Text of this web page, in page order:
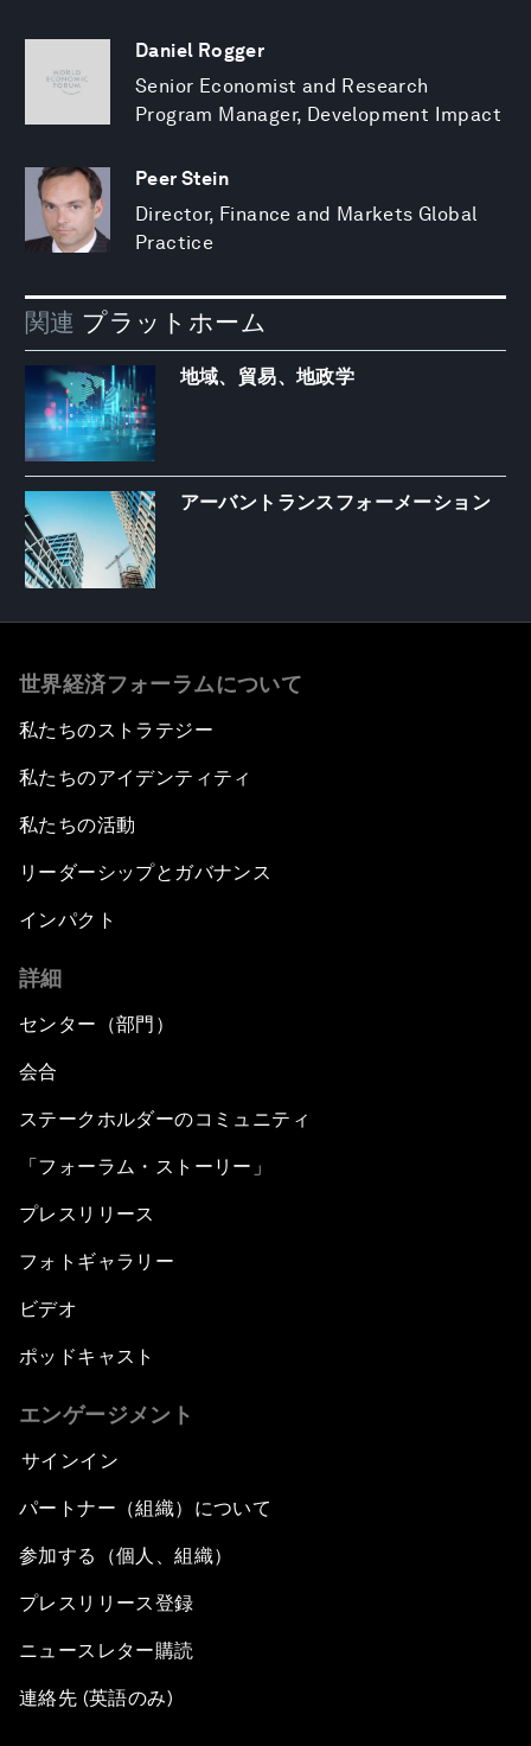
Daniel Rogger
Senior Economist and Research
Program Manager, Development Impact
Peer Stein
Director, Finance and Markets Global
Practice
関連 プラットホーム
地域、貿易、地政学
アーバントランスフォーメーション
世界経済フォーラムについて
私たちのストラテジー
私たちのアイデンティティ
私たちの活動
リーダーシップとガバナンス
インパクト
詳細
センター（部門）
会合
ステークホルダーのコミュニティ
「フォーラム・ストーリー」
プレスリリース
フォトギャラリー
ビデオ
ポッドキャスト
エンゲージメント
サインイン
パートナー（組織）について
参加する（個人、組織）
プレスリリース登録
ニュースレター購読
連絡先 (英語のみ)